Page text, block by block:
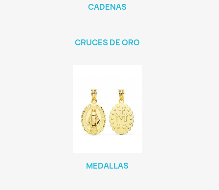
CADENAS
CRUCES DE ORO
MEDALLAS